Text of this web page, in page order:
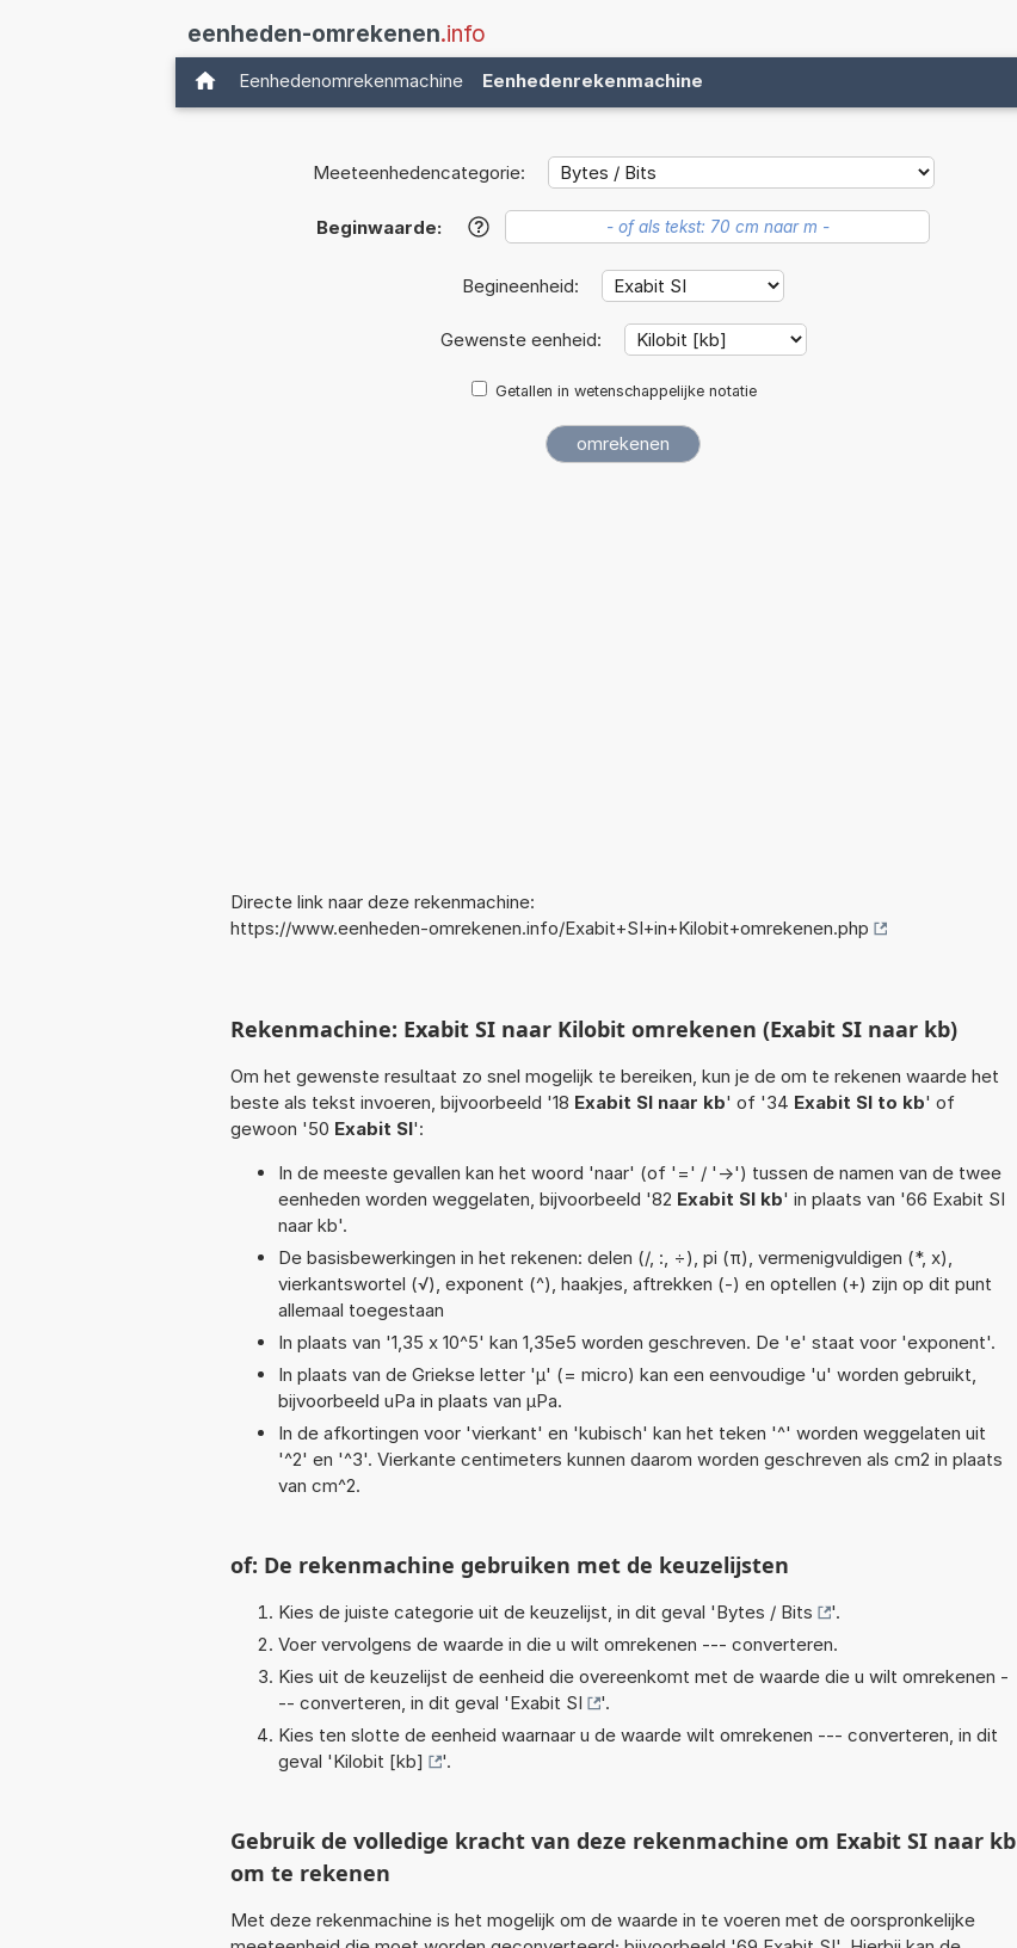
eenheden-omrekenen.info
Eenhedenomrekenmachine Eenhedenrekenmachine
Meeteenhedencategorie:
Beginwaarde: ?
Begineenheid:
Gewenste eenheid:
Getallen in wetenschappelijke notatie
Directe link naar deze rekenmachine:
https://www.eenheden-omrekenen.info/Exabit+SI+in+Kilobit+omrekenen.php
Rekenmachine: Exabit SI naar Kilobit omrekenen (Exabit SI naar kb)
Om het gewenste resultaat zo snel mogelijk te bereiken, kun je de om te rekenen waarde het
beste als tekst invoeren, bijvoorbeeld '18 Exabit SI naar kb' of '34 Exabit SI to kb' of
gewoon '50 Exabit SI':
In de meeste gevallen kan het woord 'naar' (of '=' / '->') tussen de namen van de twee
eenheden worden weggelaten, bijvoorbeeld '82 Exabit SI kb' in plaats van '66 Exabit SI
naar kb'.
De basisbewerkingen in het rekenen: delen (/, :, ÷), pi (π), vermenigvuldigen (*, x),
vierkantswortel (√), exponent (^), haakjes, aftrekken (-) en optellen (+) zijn op dit punt
allemaal toegestaan
In plaats van '1,35 x 10^5' kan 1,35e5 worden geschreven. De 'e' staat voor 'exponent'.
In plaats van de Griekse letter 'µ' (= micro) kan een eenvoudige 'u' worden gebruikt,
bijvoorbeeld uPa in plaats van µPa.
In de afkortingen voor 'vierkant' en 'kubisch' kan het teken '^' worden weggelaten uit
'^2' en '^3'. Vierkante centimeters kunnen daarom worden geschreven als cm2 in plaats
van cm^2.
of: De rekenmachine gebruiken met de keuzelijsten
Kies de juiste categorie uit de keuzelijst, in dit geval 'Bytes / Bits
'.
Voer vervolgens de waarde in die u wilt omrekenen --- converteren.
Kies uit de keuzelijst de eenheid die overeenkomt met de waarde die u wilt omrekenen -
-- converteren, in dit geval 'Exabit SI
'.
Kies ten slotte de eenheid waarnaar u de waarde wilt omrekenen --- converteren, in dit
geval 'Kilobit [kb] '.
Gebruik de volledige kracht van deze rekenmachine om Exabit SI naar kb
om te rekenen
Met deze rekenmachine is het mogelijk om de waarde in te voeren met de oorspronkelijke